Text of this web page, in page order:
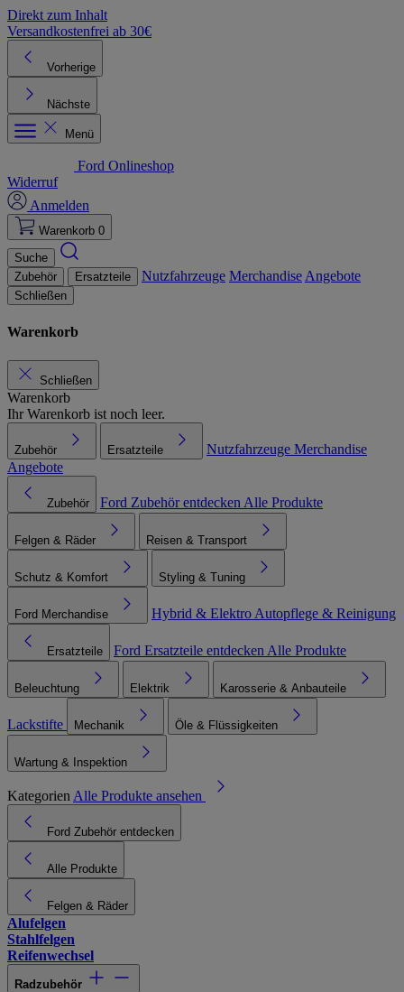
Direkt zum Inhalt
Versandkostenfrei ab 30€
Vorherige
Nächste
Menü
Ford Onlineshop
Widerruf
Anmelden
Warenkorb 0
Suche
Zubehör
Ersatzteile Nutzfahrzeuge Merchandise Angebote
Schließen
Warenkorb
Schließen
Warenkorb
Ihr Warenkorb ist noch leer.
Zubehör Ersatzteile Nutzfahrzeuge Merchandise
Angebote
Zubehör Ford Zubehör entdecken Alle Produkte
Felgen & Räder Reisen & Transport
Schutz & Komfort Styling & Tuning
Ford Merchandise Hybrid & Elektro Autopflege & Reinigung
Ersatzteile Ford Ersatzteile entdecken Alle Produkte
Beleuchtung Elektrik Karosserie & Anbauteile
Lackstifte Mechanik Öle & Flüssigkeiten
Wartung & Inspektion
Kategorien Alle Produkte ansehen
Ford Zubehör entdecken
Alle Produkte
Felgen & Räder
Alufelgen
Stahlfelgen
Reifenwechsel
Radzubehör